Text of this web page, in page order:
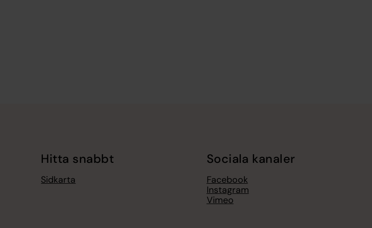
Hitta snabbt
Sidkarta
Sociala kanaler
Facebook
Instagram
Vimeo